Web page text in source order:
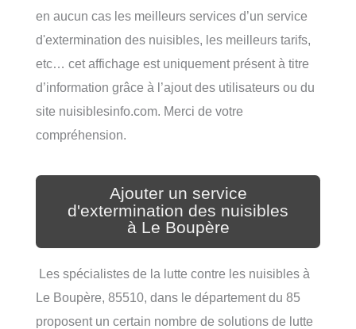
en aucun cas les meilleurs services d’un service
d'extermination des nuisibles, les meilleurs tarifs,
etc… cet affichage est uniquement présent à titre
d’information grâce à l’ajout des utilisateurs ou du
site nuisiblesinfo.com. Merci de votre
compréhension.
Ajouter un service
d'extermination des nuisibles
à Le Boupère
Les spécialistes de la lutte contre les nuisibles à
Le Boupère, 85510, dans le département du 85
proposent un certain nombre de solutions de lutte